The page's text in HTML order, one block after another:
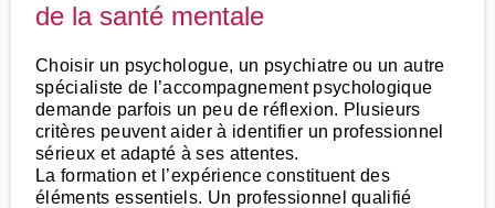
de la santé mentale
Choisir un psychologue, un psychiatre ou un autre
spécialiste de l’accompagnement psychologique
demande parfois un peu de réflexion. Plusieurs
critères peuvent aider à identifier un professionnel
sérieux et adapté à ses attentes.
La formation et l’expérience constituent des
éléments essentiels. Un professionnel qualifié